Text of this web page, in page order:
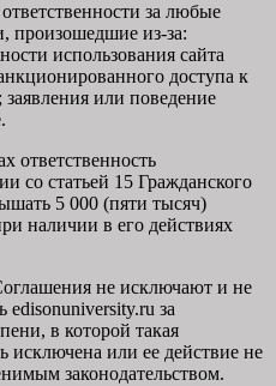
за любые
произошедшие из-за:
использования сайта
доступа к
или поведение
ответственность
со статьей 15 Гражданского
5 000 (пяти тысяч)
наличии в его действиях
не исключают и не
edisonuniversity.ru за
в которой такая
исключена или ее действие не
законодательством.